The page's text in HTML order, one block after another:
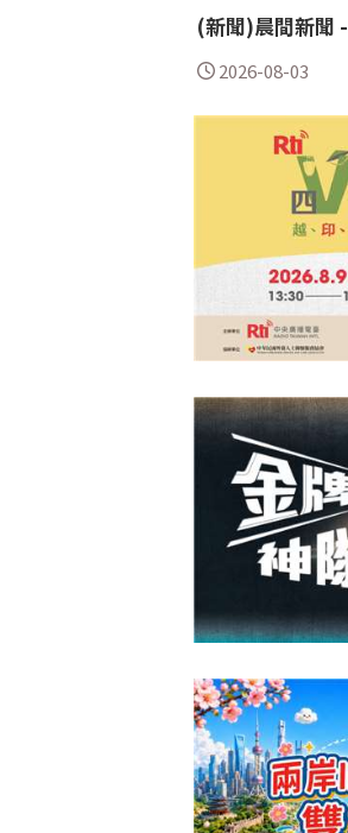
(新聞)晨間新聞
2026-08-03